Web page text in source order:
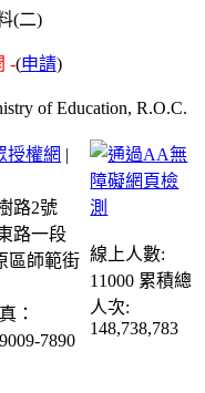
(二)
-(申請)
of Education, R.O.C.
授權網 |
路2號
路一段
區師範街
：
7890
線上人數:
11000 累積總
人次:
148,738,783